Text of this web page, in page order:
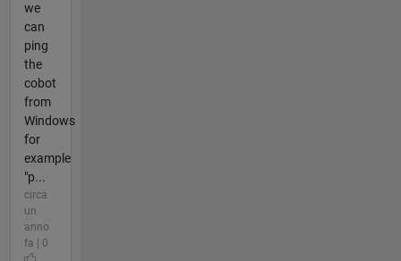
we
can
ping
the
cobot
from
Windows
for
example
"p...
circa
un
anno
fa | 0